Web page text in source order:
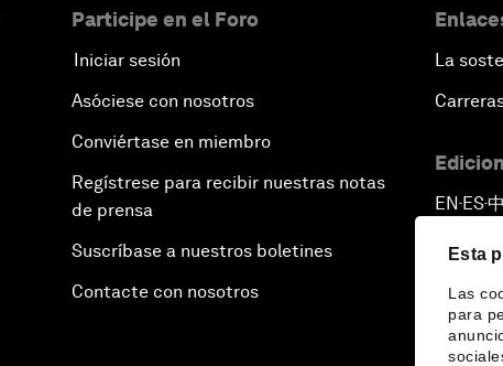
Esta
Las
para
Participe en el Foro
Iniciar sesión
Asóciese con nosotros
Conviértase en miembro
Regístrese para recibir nuestras notas
de prensa
Suscríbase a nuestros boletines
Contacte con nosotros
La
EN ▪ES▪